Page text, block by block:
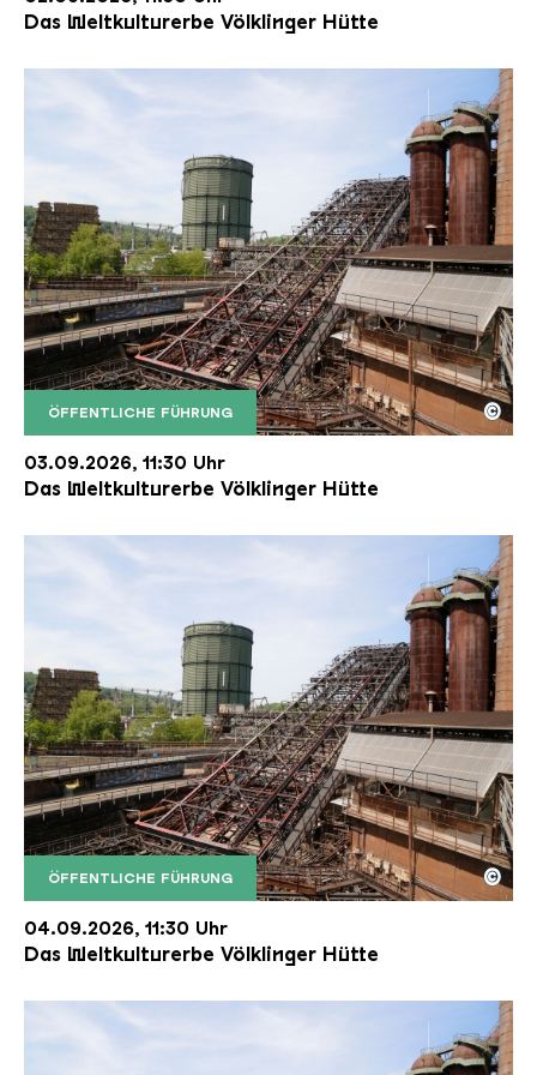
Das Weltkulturerbe Völklinger Hütte
ÖFFENTLICHE FÜHRUNG
Der Erzschrägaufzug der Völklinger Hütte mit
Copyright: Weltkulturerbe Völklinger Hütte | Karl
©
03.09.2026, 11:30 Uhr
Das Weltkulturerbe Völklinger Hütte
ÖFFENTLICHE FÜHRUNG
Der Erzschrägaufzug der Völklinger Hütte mit
Copyright: Weltkulturerbe Völklinger Hütte | Karl
©
04.09.2026, 11:30 Uhr
Das Weltkulturerbe Völklinger Hütte